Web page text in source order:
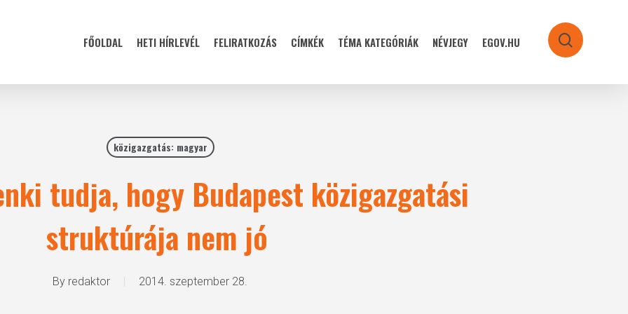
FŐOLDAL HETI HÍRLEVÉL FELIRATKOZÁS CÍMKÉK TÉMA KATEGÓRIÁK NÉVJEGY EGOV.HU search
közigazgatás: magyar
tudja, hogy Budapest közigazgatási
struktúrája nem jó
By redaktor 2014. szeptember 28.